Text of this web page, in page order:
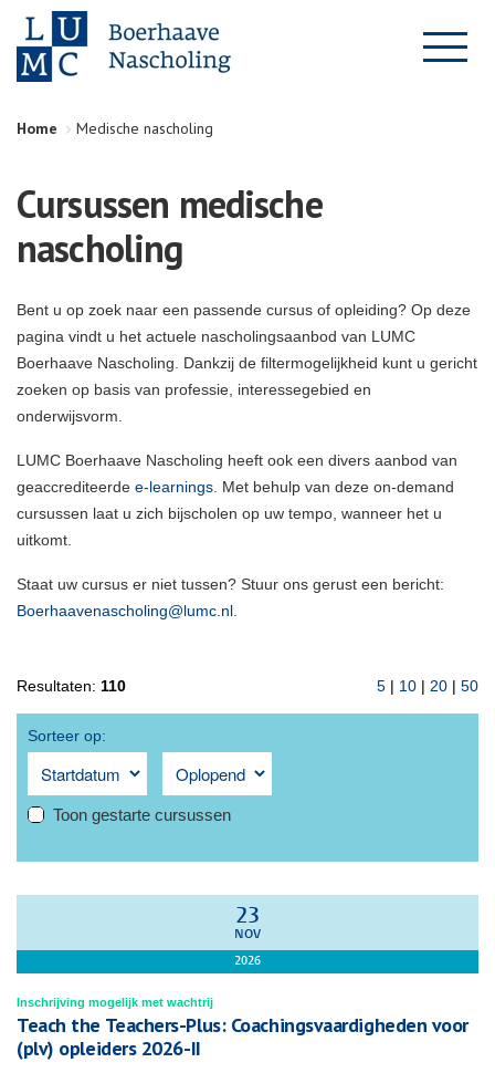
Home Medische nascholing
Cursussen medische
nascholing
Bent u op zoek naar een passende cursus of opleiding? Op deze
pagina vindt u het actuele nascholingsaanbod van LUMC
Boerhaave Nascholing. Dankzij de filtermogelijkheid kunt u gericht
zoeken op basis van professie, interessegebied en
onderwijsvorm.
LUMC Boerhaave Nascholing heeft ook een divers aanbod van
geaccrediteerde e-learnings . Met behulp van deze on-demand
cursussen laat u zich bijscholen op uw tempo, wanneer het u
uitkomt.
Staat uw cursus er niet tussen? Stuur ons gerust een bericht:
Boerhaavenascholing@lumc.nl
Resultaten: 110 5 | 10 | 20 | 50
Sorteer op:
Toon gestarte cursussen
23
NOV
2026
Inschrijving mogelijk met wachtrij
Teach the Teachers-Plus: Coachingsvaardigheden voor
(plv) opleiders 2026-II